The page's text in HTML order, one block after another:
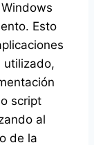
Esto
utilizado,
script
al
de la